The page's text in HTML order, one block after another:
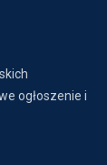
ogłoszenie i